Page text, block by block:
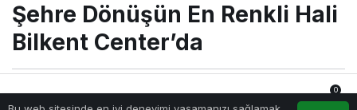
ün En
Renkli
’da
Şehre Dönüşün En Renkli Hali
Bilkent Center’da
Sağlıklı.Orgtarafından yayınlandı
0